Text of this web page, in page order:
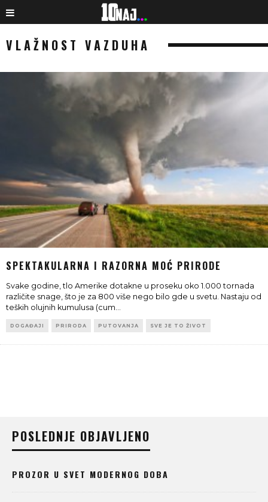
VLAŽNOST VAZDUHA
SPEKTAKULARNA I RAZORNA MOĆ PRIRODE
Svake godine, tlo Amerike dotakne u proseku oko 1.000 tornada
različite snage, što je za 800 više nego bilo gde u svetu. Nastaju od
teških olujnih kumulusa (cum
DOGAĐAJI PRIRODA PUTOVANJA SVE JE TO ŽIVOT
POSLEDNJE OBJAVLJENO
PROZOR U SVET MODERNOG DOBA